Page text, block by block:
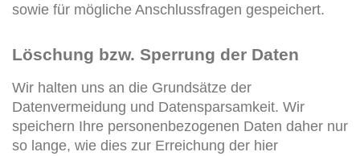
sowie für mögliche Anschlussfragen gespeichert.
Löschung bzw. Sperrung der Daten
Wir halten uns an die Grundsätze der
Datenvermeidung und Datensparsamkeit. Wir
speichern Ihre personenbezogenen Daten daher nur
so lange, wie dies zur Erreichung der hier